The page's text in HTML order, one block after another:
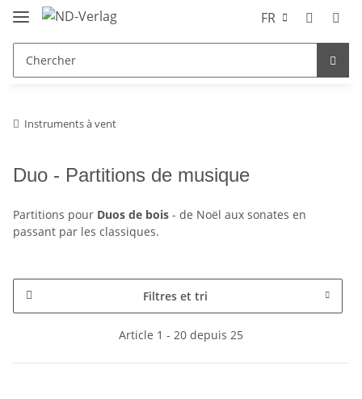
FR
Instruments à vent
Duo - Partitions de musique
Partitions pour Duos de bois - de Noël aux sonates en
passant par les classiques.
Filtres et tri
Article 1 - 20 depuis 25